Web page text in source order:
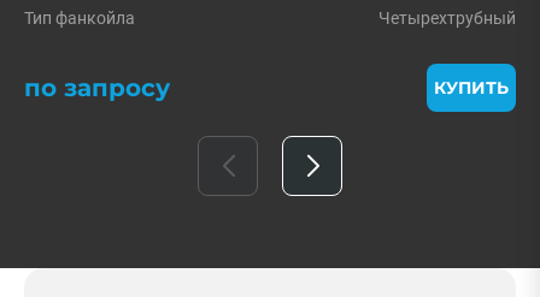
Тип фанкойла
Четырехтрубный
по запросу КУПИТЬ